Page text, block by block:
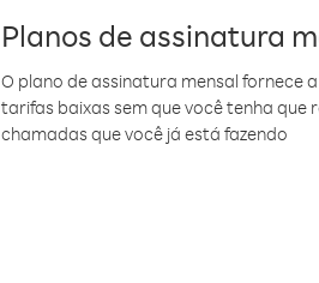
Planos de assinatura
O plano de assinatura mensal fornece
tarifas baixas sem que você tenha que
chamadas que você já está fazendo